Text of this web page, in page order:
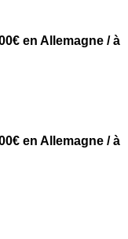
en Allemagne / à
en Allemagne / à